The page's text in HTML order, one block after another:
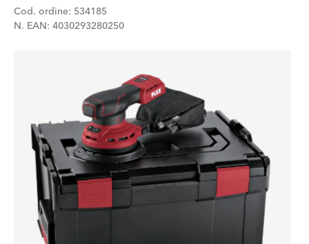
Cod. ordine: 534185
N. EAN: 4030293280250